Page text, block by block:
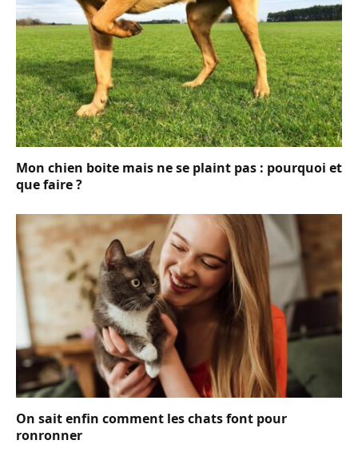
Mon chien boite mais ne se plaint pas : pourquoi et
que faire ?
On sait enfin comment les chats font pour
ronronner